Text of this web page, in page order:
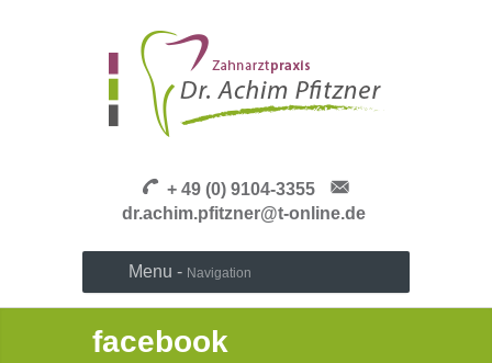
+ 49 (0) 9104-3355
dr.achim.pfitzner@t-online.de
Menu - Navigation
facebook